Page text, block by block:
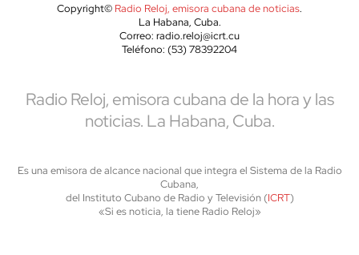
Copyright© Radio Reloj, emisora cubana de noticias.
La Habana, Cuba.
Correo: radio.reloj@icrt.cu
Teléfono: (53) 78392204
Radio Reloj, emisora cubana de la hora y las
noticias. La Habana, Cuba.
Es una emisora de alcance nacional que integra el Sistema de la Radio
Cubana,
del Instituto Cubano de Radio y Televisión (ICRT)
«Si es noticia, la tiene Radio Reloj»